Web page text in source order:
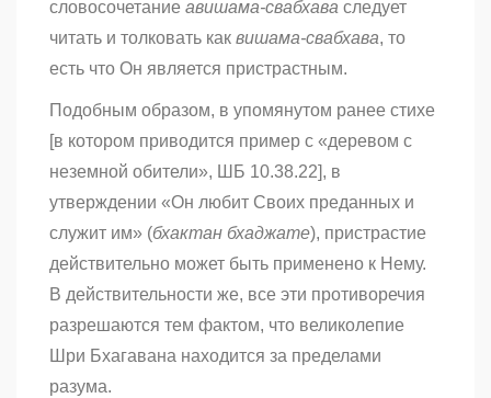
словосочетание авишама-свабхава следует
читать и толковать как вишама-свабхава, то
есть что Он является пристрастным.
Подобным образом, в упомянутом ранее стихе
[в котором приводится пример с «деревом с
неземной обители», ШБ 10.38.22], в
утверждении «Он любит Своих преданных и
служит им» (бхактан бхаджате), пристрастие
действительно может быть применено к Нему.
В действительности же, все эти противоречия
разрешаются тем фактом, что великолепие
Шри Бхагавана находится за пределами
разума.